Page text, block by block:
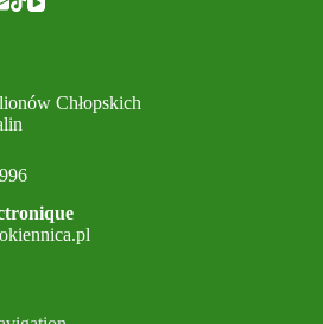
Chłopskich